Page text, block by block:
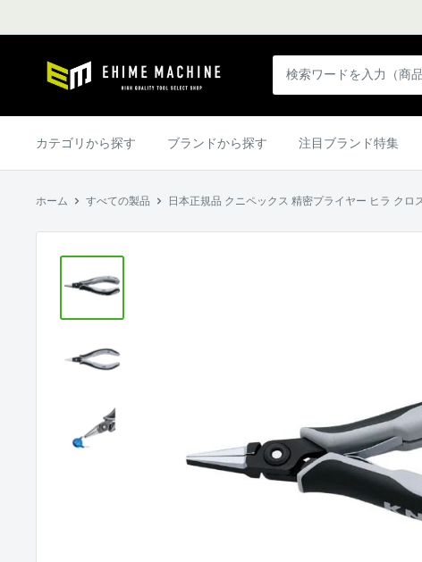
ン
キ
エ
ヒ
本
カテゴリから探す ブランドから探す 注目ブランド特集
ホーム すべての製品 日本正規品 クニペックス 精密プライヤー ヒラ クロ